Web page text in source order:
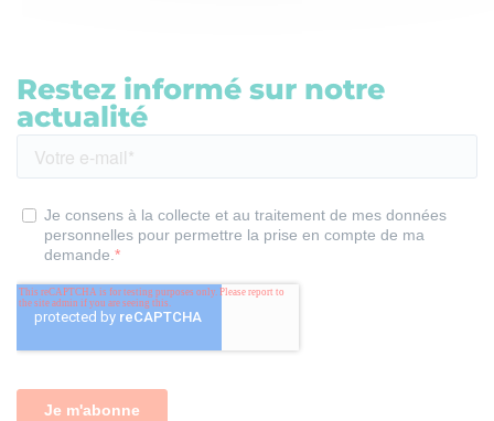
Restez informé sur notre
actualité